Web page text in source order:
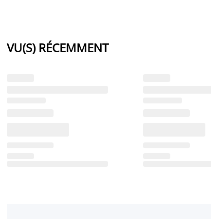
VU(S) RÉCEMMENT